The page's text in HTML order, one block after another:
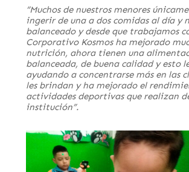
“Muchos de nuestros menores
ingerir de una a dos comidas al día y
balanceado y desde que trabajamos
Corporativo Kosmos ha mejorado
nutrición, ahora tienen una
balanceada, de buena calidad y esto
ayudando a concentrarse más en las
les brindan y ha mejorado el
actividades deportivas que realizan
institución”.